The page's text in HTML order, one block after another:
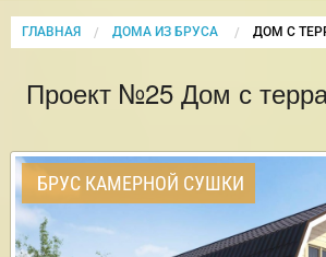
ГЛАВНАЯ ДОМА ИЗ БРУСА CURRENT:
ДОМ С
Проект №25 Дом с
БРУС КАМЕРНОЙ СУШКИ